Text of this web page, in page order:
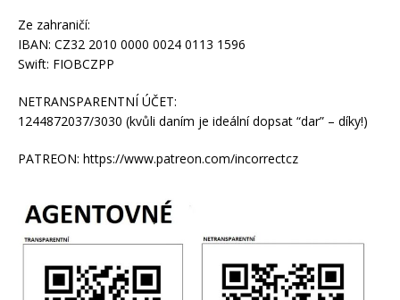
Ze zahraničí:
IBAN: CZ32 2010 0000 0024 0113 1596
Swift: FIOBCZPP
NETRANSPARENTNÍ ÚČET:
1244872037/3030 (kvůli daním je ideální dopsat “dar” – díky!)
PATREON: https://www.patreon.com/incorrectcz